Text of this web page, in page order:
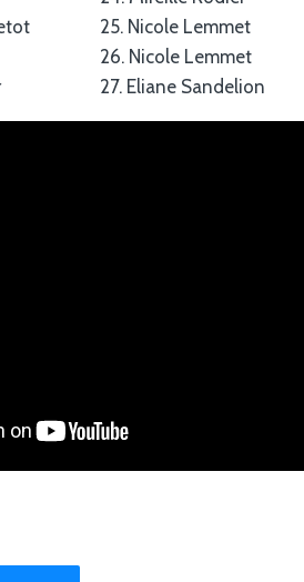
25. Nicole Lemmet
26. Nicole Lemmet
27. Eliane Sandelion